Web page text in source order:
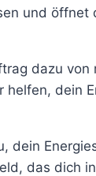
und öffnet
dazu von
dein
dein
das dich